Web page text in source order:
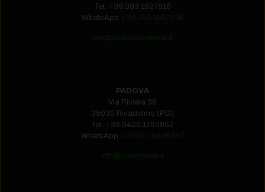
Tel. +39.393.1927516‬
WhatsApp +39.393.1927516
info@dottorbikestore.it
PADOVA
Via Riviera 38
35030 Rivadolmo (PD)
Tel. +39.0429.1760952‬
WhatsApp +39.351.8928387
info@ridextreme.it